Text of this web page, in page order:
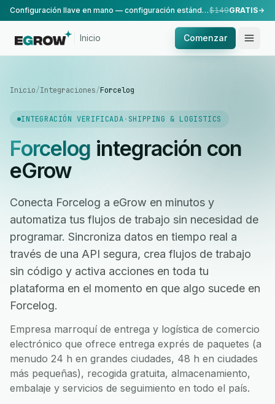
Configuración llave en mano — configuración estándar, realizada por nuestro equipo.$149GRATIS
Inicio Comenzar
Inicio/Integraciones/Forcelog
INTEGRACIÓN VERIFICADA· SHIPPING & LOGISTICS
Forcelog integración con
eGrow
Conecta Forcelog a eGrow en minutos y
automatiza tus flujos de trabajo sin necesidad de
programar. Sincroniza datos en tiempo real a
través de una API segura, crea flujos de trabajo
sin código y activa acciones en toda tu
plataforma en el momento en que algo sucede en
Forcelog.
Empresa marroquí de entrega y logística de comercio
electrónico que ofrece entrega exprés de paquetes (a
menudo 24 h en grandes ciudades, 48 h en ciudades
más pequeñas), recogida gratuita, almacenamiento,
embalaje y servicios de seguimiento en todo el país.